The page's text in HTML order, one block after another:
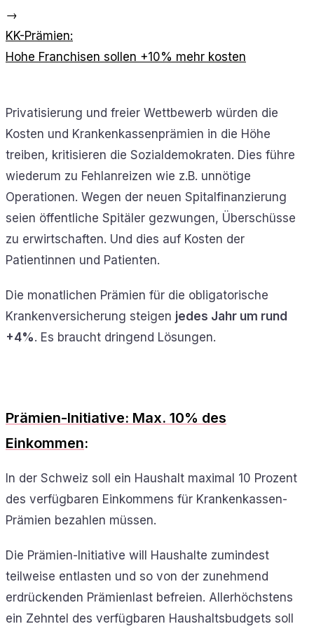
→
KK-Prämien:
Hohe Franchisen sollen +10% mehr kosten
Privatisierung und freier Wettbewerb würden die
Kosten und Krankenkassenprämien in die Höhe
treiben, kritisieren die Sozialdemokraten. Dies führe
wiederum zu Fehlanreizen wie z.B. unnötige
Operationen. Wegen der neuen Spitalfinanzierung
seien öffentliche Spitäler gezwungen, Überschüsse
zu erwirtschaften. Und dies auf Kosten der
Patientinnen und Patienten.
Die monatlichen Prämien für die obligatorische
Krankenversicherung steigen jedes Jahr um rund
+4%. Es braucht dringend Lösungen.
Prämien-Initiative: Max. 10% des
Einkommen:
In der Schweiz soll ein Haushalt maximal 10 Prozent
des verfügbaren Einkommens für Krankenkassen-
Prämien bezahlen müssen.
Die Prämien-Initiative will Haushalte zumindest
teilweise entlasten und so von der zunehmend
erdrückenden Prämienlast befreien. Allerhöchstens
ein Zehntel des verfügbaren Haushaltsbudgets soll